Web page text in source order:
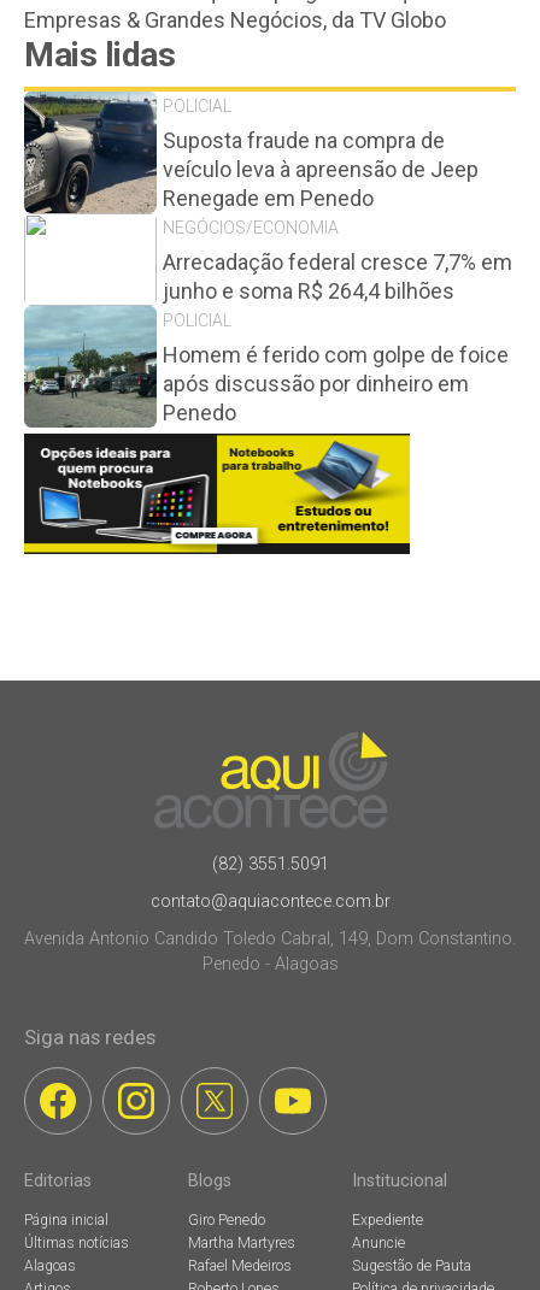
Empresas & Grandes Negócios, da TV Globo
Mais lidas
POLICIAL
Suposta fraude na compra de
veículo leva à apreensão de Jeep
Renegade em Penedo
NEGÓCIOS/ECONOMIA
Arrecadação federal cresce 7,7% em
junho e soma R$ 264,4 bilhões
POLICIAL
Homem é ferido com golpe de foice
após discussão por dinheiro em
Penedo
(82) 3551.5091
contato@aquiacontece.com.br
Avenida Antonio Candido Toledo Cabral, 149, Dom Constantino.
Penedo - Alagoas
Siga nas redes
Editorias
Página inicial
Últimas notícias
Alagoas
Blogs
Giro Penedo
Martha Martyres
Rafael Medeiros
Institucional
Expediente
Anuncie
Sugestão de Pauta